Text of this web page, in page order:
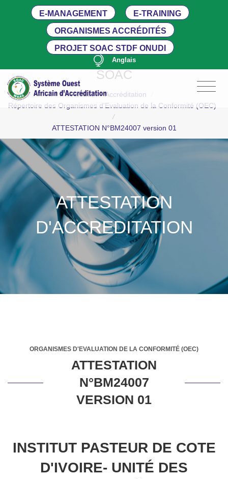
E-MANAGEMENT
E-TRAINING
ORGANISMES ACCRÉDITÉS
PROJET SOAC STDF ONUDI
Anglais
SOAC
Accueil / Accréditation
Répertoire des Organismes d'Evaluation de la Conformité (OEC)
/
ATTESTATION N°BM24007 version 01
ATTESTATION
D'ACCREDITATION
ORGANISMES D'EVALUATION DE LA CONFORMITÉ (OEC)
ATTESTATION
N°BM24007
VERSION 01
INSTITUT PASTEUR DE COTE
D'IVOIRE- UNITÉ DES